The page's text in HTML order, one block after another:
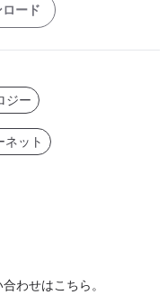
ード
ジー
ネット
わせはこちら。